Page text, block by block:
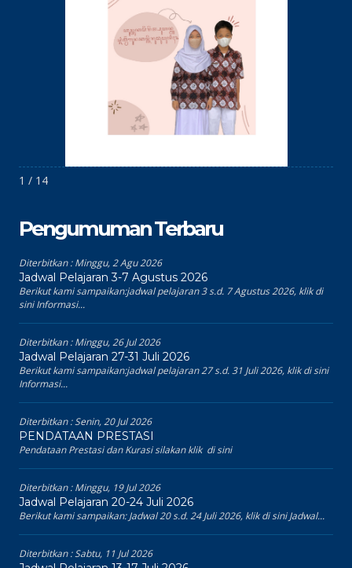
1 / 14
Pengumuman Terbaru
Diterbitkan :Minggu, 2 Agu 2026
Jadwal Pelajaran 3-7 Agustus 2026
Berikut kami sampaikan:jadwal pelajaran 3 s.d. 7 Agustus 2026, klik di
sini Informasi...
Diterbitkan :Minggu, 26 Jul 2026
Jadwal Pelajaran 27-31 Juli 2026
Berikut kami sampaikan:jadwal pelajaran 27 s.d. 31 Juli 2026, klik di sini
Informasi...
Diterbitkan :Senin, 20 Jul 2026
PENDATAAN PRESTASI
Pendataan Prestasi dan Kurasi silakan klik di sini
Diterbitkan :Minggu, 19 Jul 2026
Jadwal Pelajaran 20-24 Juli 2026
Berikut kami sampaikan: Jadwal 20 s.d. 24 Juli 2026, klik di sini Jadwal...
Diterbitkan :Sabtu, 11 Jul 2026